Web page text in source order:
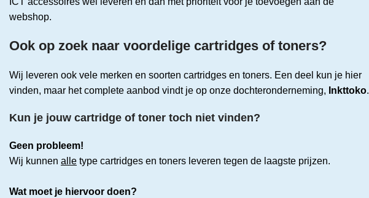
webshop.
Ook op zoek naar voordelige cartridges of toners?
Wij leveren ook vele merken en soorten cartridges en toners. Een deel kun je hier
vinden, maar het complete aanbod vindt je op onze dochteronderneming, Inkttoko.
Kun je jouw cartridge of toner toch niet vinden?
Geen probleem!
Wij kunnen alle type cartridges en toners leveren tegen de laagste prijzen.
Wat moet je hiervoor doen?